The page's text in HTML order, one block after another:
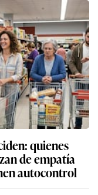
quienes
de empatía
autocontrol